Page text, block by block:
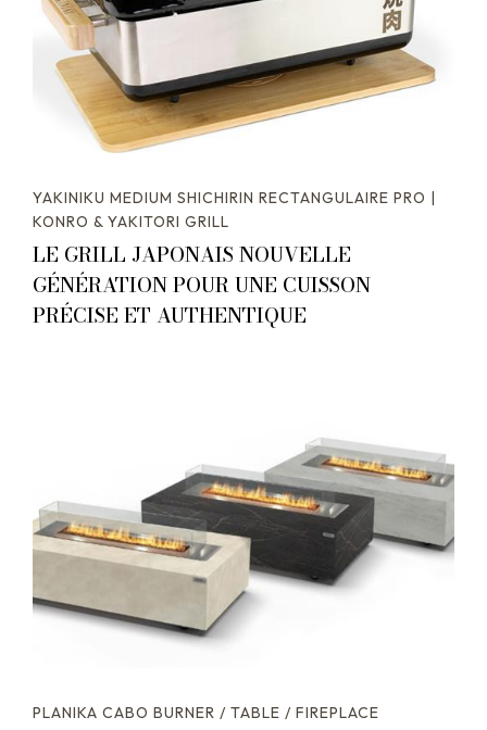
YAKINIKU MEDIUM SHICHIRIN RECTANGULAIRE PRO |
KONRO & YAKITORI GRILL
LE GRILL JAPONAIS NOUVELLE
GÉNÉRATION POUR UNE CUISSON
PRÉCISE ET AUTHENTIQUE
PLANIKA CABO BURNER / TABLE / FIREPLACE